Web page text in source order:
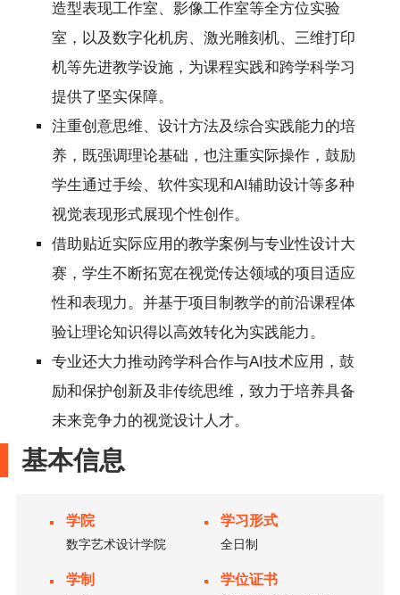
造型表现工作室、影像工作室等全方位实验
室，以及数字化机房、激光雕刻机、三维打印
机等先进教学设施，为课程实践和跨学科学习
提供了坚实保障。
注重创意思维、设计方法及综合实践能力的培
养，既强调理论基础，也注重实际操作，鼓励
学生通过手绘、软件实现和AI辅助设计等多种
视觉表现形式展现个性创作。
借助贴近实际应用的教学案例与专业性设计大
赛，学生不断拓宽在视觉传达领域的项目适应
性和表现力。并基于项目制教学的前沿课程体
验让理论知识得以高效转化为实践能力。
专业还大力推动跨学科合作与AI技术应用，鼓
励和保护创新及非传统思维，致力于培养具备
未来竞争力的视觉设计人才。
基本信息
学院
数字艺术设计学院
学习形式
全日制
学制 学位证书